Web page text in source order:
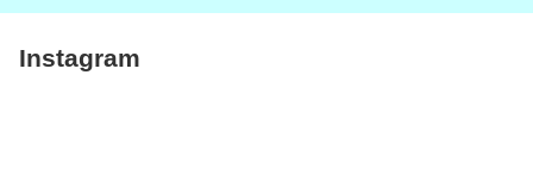
Instagram